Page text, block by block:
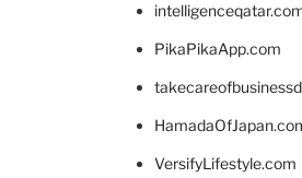
PikaPikaApp.com
VersifyLifestyle.com